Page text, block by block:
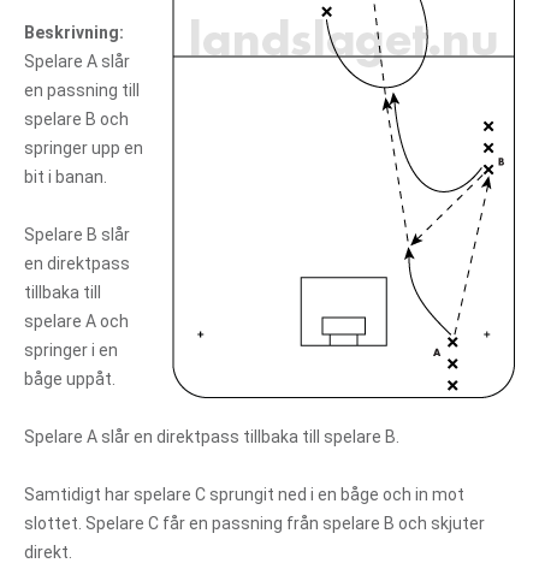
Beskrivning:
Spelare A slår
en passning till
spelare B och
springer upp en
bit i banan.
Spelare B slår
en direktpass
tillbaka till
spelare A och
springer i en
båge uppåt.
Spelare A slår en direktpass tillbaka till spelare B.
Samtidigt har spelare C sprungit ned i en båge och in mot
slottet. Spelare C får en passning från spelare B och skjuter
direkt.